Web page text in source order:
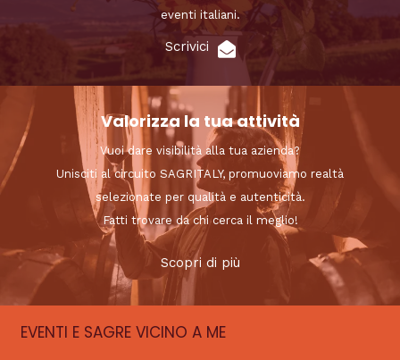
eventi italiani.
Scrivici
Valorizza la tua attività
Vuoi dare visibilità alla tua azienda?
Unisciti al circuito SAGRITALY, promuoviamo realtà
selezionate per qualità e autenticità.
Fatti trovare da chi cerca il meglio!
Scopri di più
EVENTI E SAGRE VICINO A ME